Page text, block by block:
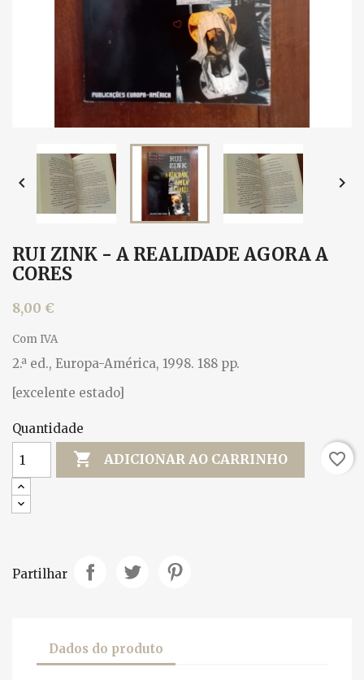
 
RUI ZINK - A REALIDADE AGORA A
CORES
8,00 €
Com IVA
2.ª ed., Europa-América, 1998. 188 pp.
[excelente estado]
Quantidade
 ADICIONAR AO CARRINHO favorite_border
Partilhar
Dados do produto